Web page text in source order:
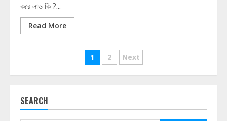
করে লাভ কি ?...
Read More
Posts
pagination
1 2 Next
SEARCH